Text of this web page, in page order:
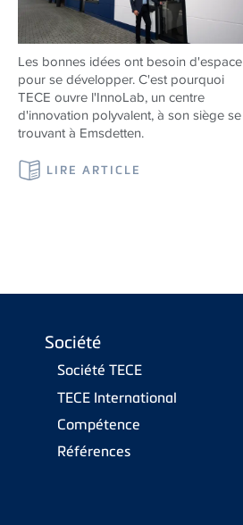
Les bonnes idées ont besoin d'espace
pour se développer. C'est pourquoi
TECE ouvre l'InnoLab, un centre
d'innovation polyvalent, à son siège se
trouvant à Emsdetten.
LIRE ARTICLE
Société
Société TECE
TECE International
Compétence
Références